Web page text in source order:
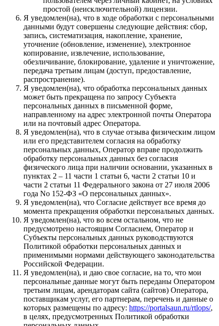
простой (неисключительной) лицензии.
Я уведомлен(на), что в ходе обработки с персональными
данными будут совершены следующие действия: сбор,
запись, систематизация, накопление, хранение,
уточнение (обновление, изменение), электронное
копирование, извлечение, использование,
обезличивание, блокирование, удаление и уничтожение,
передача третьим лицам (доступ, предоставление,
распространение).
Я уведомлен(на), что обработка персональных данных
может быть прекращена по запросу Субъекта
персональных данных в письменной форме,
направленному на адрес электронной почты Оператора
или на почтовый адрес Оператора.
Я уведомлен(на), что в случае отзыва физическим лицом
или его представителем согласия на обработку
персональных данных, Оператор вправе продолжить
обработку персональных данных без согласия
физического лица при наличии основании, указанных в
пунктах 2 – 11 части 1 статьи 6, части 2 статьи 10 и
части 2 статьи 11 Федерального закона от 27 июля 2006
года No 152-ФЗ «О персональных данных».
Я уведомлен(на), что Согласие действует все время до
момента прекращения обработки персональных данных.
Я уведомлен(на), что во всем остальном, что не
предусмотрено настоящим Согласием, Оператор и
Субъекты персональных данных руководствуются
Политикой обработки персональных данных и
применимыми нормами действующего законодательства
Российской Федерации.
Я уведомлен(на), и даю свое согласие, на то, что мои
персональные данные могут быть переданы Оператором
третьим лицам, арендаторам сайта (сайтов) Оператора,
поставщикам услуг, его партнерам, перечень и данные о
которых размещены по адресу: https://portalsaun.ru/rtlops/,
в целях, предусмотренных Политикой обработки